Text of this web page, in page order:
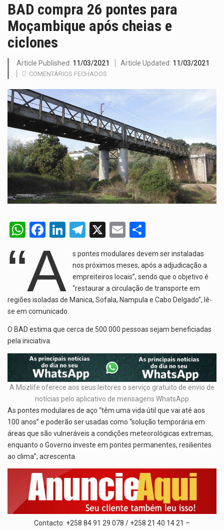
Segundo as autoridades canadianas, mais de 200 incêndios florestais continuam…
De acordo com as autoridades de saúde da Faixa de…
Cover photo suggestion (in English): A police officer outside a…
O Senado dos Estados Unidos aprovou, no dia 7 de…
Legislação, renomeada em homenagem ao falecido senador Lindsey Graham, foi…
BAD compra 26 pontes para
Moçambique após cheias e
ciclones
Article Published: 11/03/2021 Article Updated: 11/03/2021
COMENTÁRIOS FECHADOS
W
at
s
A
p
p
F
a
ce
b
o
o
k
Li
ke
dI
n
T
e
gr
a
X
E
m
ail ar
e
“A
s pontes modulares devem ser instaladas
nos próximos meses, após a adjudicação a
empreiteiros locais”, sendo que o objetivo é
“restaurar a circulação de transporte em
regiões isoladas de Manica, Sofala, Nampula e Cabo Delgado”, lê-
se em comunicado.
O BAD estima que cerca de 500.000 pessoas sejam beneficiadas
pela iniciativa.
A Mozlife oferece aos seus leitores o serviço gratuito de envio de
notícias pelo aplicativo de mensagens WhatsApp
As pontes modulares de aço “têm uma vida útil que vai até aos
100 anos” e poderão ser usadas como “solução temporária em
áreas que são vulneráveis a condições meteorológicas extremas,
enquanto o Governo investe em pontes permanentes, resilientes
ao clima”, acrescenta.
Contacto: +258 84 91 29 078 / +258 21 40 14 21 –